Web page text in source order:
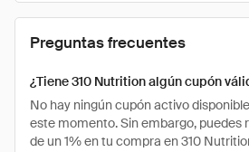
Preguntas frecuentes
¿Tiene 310 Nutrition algún cupón
No hay ningún cupón activo
este momento. Sin embargo, puedes
de un 1% en tu compra en 310